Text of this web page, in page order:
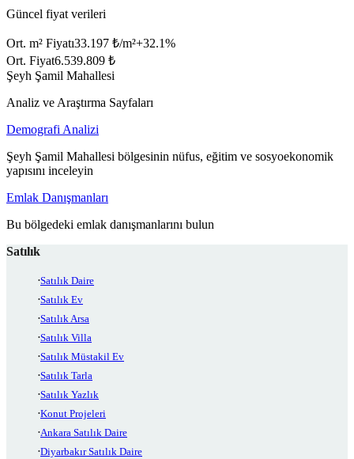
Güncel fiyat verileri
Ort. m² Fiyatı33.197 ₺/m²+32.1%
Ort. Fiyat6.539.809 ₺
Şeyh Şamil Mahallesi
Analiz ve Araştırma Sayfaları
Demografi Analizi
Şeyh Şamil Mahallesi bölgesinin nüfus, eğitim ve sosyoekonomik
yapısını inceleyin
Emlak Danışmanları
Bu bölgedeki emlak danışmanlarını bulun
Satılık
Satılık Daire
Satılık Ev
Satılık Arsa
Satılık Villa
Satılık Müstakil Ev
Satılık Tarla
Satılık Yazlık
Konut Projeleri
Ankara Satılık Daire
Diyarbakır Satılık Daire